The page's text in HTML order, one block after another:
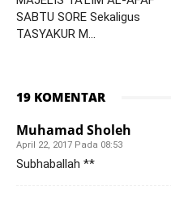
SABTU SORE Sekaligus
TASYAKUR M…
19 KOMENTAR
Muhamad Sholeh
April 22, 2017 Pada 08:53
Subhaballah **